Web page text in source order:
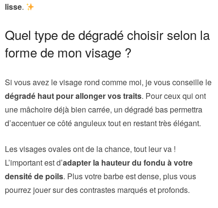
lisse.
Quel type de dégradé choisir selon la
forme de mon visage ?
Si vous avez le visage rond comme moi, je vous conseille le
dégradé haut pour allonger vos traits. Pour ceux qui ont
une mâchoire déjà bien carrée, un dégradé bas permettra
d’accentuer ce côté anguleux tout en restant très élégant.
Les visages ovales ont de la chance, tout leur va !
L’important est d’adapter la hauteur du fondu à votre
densité de poils. Plus votre barbe est dense, plus vous
pourrez jouer sur des contrastes marqués et profonds.